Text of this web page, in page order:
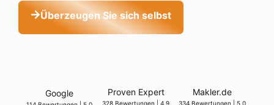
Über­zeu­gen Sie sich selbst
Goog­le Pro­ven Expert
328 Bewer­tun­gen | 4,9
Makler.de
334 Bewer­tun­gen | 5,0